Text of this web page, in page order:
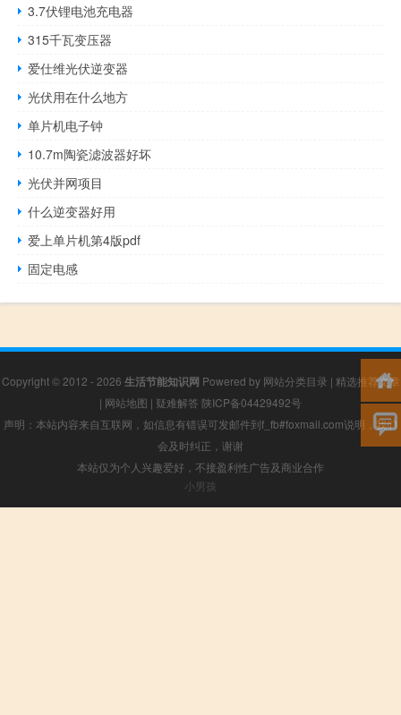
3.7伏锂电池充电器
315千瓦变压器
爱仕维光伏逆变器
光伏用在什么地方
单片机电子钟
10.7m陶瓷滤波器好坏
光伏并网项目
什么逆变器好用
爱上单片机第4版pdf
固定电感
Copyright © 2012 - 2026 生活节能知识网 Powered by 网站分类目录 | 精选推荐文章
| 网站地图 | 疑难解答 陕ICP备04429492号
声明：本站内容来自互联网，如信息有错误可发邮件到f_fb#foxmail.com说明，我们
会及时纠正，谢谢
本站仅为个人兴趣爱好，不接盈利性广告及商业合作
小男孩